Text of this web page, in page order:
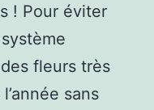
! Pour éviter
fleurs très
sans